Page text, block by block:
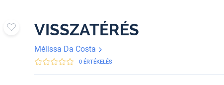
VISSZATÉRÉS
Mélissa Da Costa
0 ÉRTÉKELÉS